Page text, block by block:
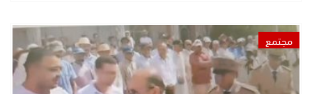
مجتمع